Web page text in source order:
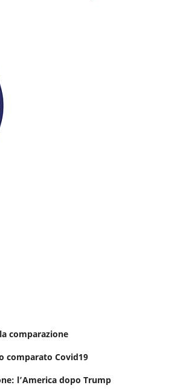
comparazione
comparato Covid19
l’America dopo Trump